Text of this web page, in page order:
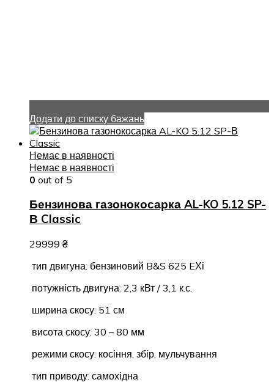
Додати до списку бажань
Немає в наявності
Немає в наявності
0 out of 5
Бензинова газонокосарка AL-KO 5.12 SP-
В Classic
29999 ₴
тип двигуна: бензиновий B&S 625 EХі
потужність двигуна: 2,3 кВт / 3,1 к.с.
ширина скосу: 51 см
висота скосу: 30 – 80 мм
режими скосу: косіння, збір, мульчування
тип приводу: самохідна